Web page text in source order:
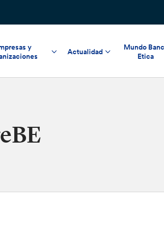
y
Actualidad
Mundo
Etica